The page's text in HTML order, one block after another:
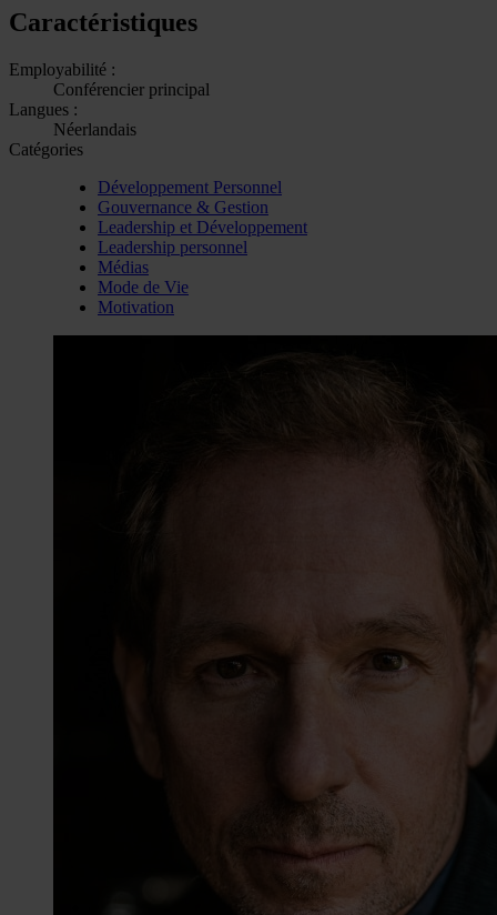
Caractéristiques
Employabilité :
Conférencier principal
Langues :
Néerlandais
Catégories
Développement Personnel
Gouvernance & Gestion
Leadership et Développement
Leadership personnel
Médias
Mode de Vie
Motivation